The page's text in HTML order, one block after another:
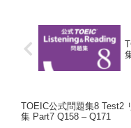
TOEIC公式問題集8 Test2
集 Part7 Q158 – Q171